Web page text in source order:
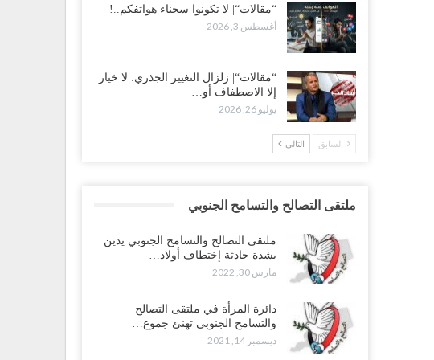
“مقالات“| لا تكونوا سجناء هواتفكم..!
أغسطس 3, 2026
“مقالات“| زلزال التغيير الجذري: لا خيار
إلا الاصطفاف أو…
يوليو 26, 2026
السابق التالي
ملتقى التصالح والتسامح الجنوبي
ملتقى التصالح والتسامح الجنوبي يدين
بشدة حادثة إختطاف أولاد…
مارس 30, 2022
دائرة المرأة في ملتقى التصالح
والتسامح الجنوبي تهنئ جموع…
ديسمبر 14, 2021